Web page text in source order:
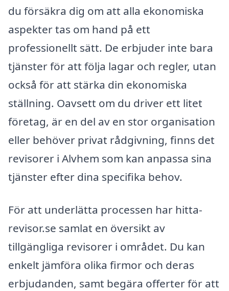
du försäkra dig om att alla ekonomiska
aspekter tas om hand på ett
professionellt sätt. De erbjuder inte bara
tjänster för att följa lagar och regler, utan
också för att stärka din ekonomiska
ställning. Oavsett om du driver ett litet
företag, är en del av en stor organisation
eller behöver privat rådgivning, finns det
revisorer i Alvhem som kan anpassa sina
tjänster efter dina specifika behov.
För att underlätta processen har hitta-
revisor.se samlat en översikt av
tillgängliga revisorer i området. Du kan
enkelt jämföra olika firmor och deras
erbjudanden, samt begära offerter för att